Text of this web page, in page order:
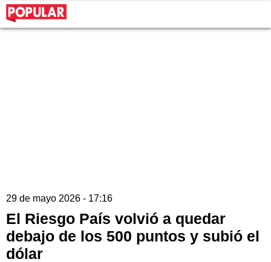
29 de mayo 2026 - 17:16
El Riesgo País volvió a quedar
debajo de los 500 puntos y subió el
dólar